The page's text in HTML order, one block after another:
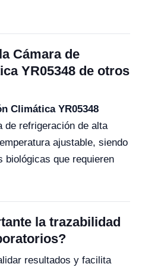
Cámara de
YR05348 de otros
Climática YR05348
de refrigeración de alta
ajustable, siendo
biológicas que requieren
la trazabilidad
resultados y facilita